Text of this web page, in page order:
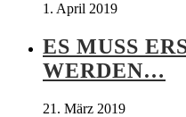
1. April 2019
ES MUSS
WERDEN…
21. März 2019